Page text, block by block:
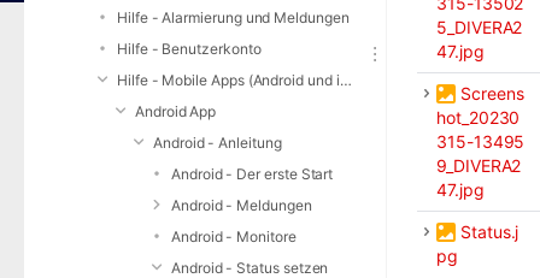
Hilfe - Alarmierung und Meldungen
Hilfe - Benutzerkonto
Hilfe - Mobile Apps (Android und iOS)
Android App
Android - Anleitung
Android - Der erste Start
Android - Meldungen
Android - Monitore
Android - Status setzen
5_DIVERA2
47.jpg
Screens
hot_20230
315-13495
9_DIVERA2
47.jpg
Status.j
pg